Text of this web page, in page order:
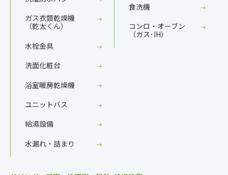
ガス衣類乾燥機
（乾太くん）
水栓金具
洗面化粧台
浴室暖房乾燥機
ユニットバス
給湯設備
水漏れ・詰まり
食洗機
コンロ・オーブン
（ガス･IH）